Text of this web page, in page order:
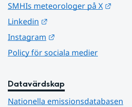
SMHIs meteorologer på X
Linkedin
Instagram
Policy för sociala medier
Datavärdskap
Nationella emissionsdatabasen